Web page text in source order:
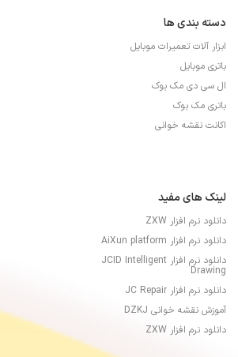
دسته بندی ها
ابزار آلات تعمیرات موبایل
باتری موبایل
ال سی دی مک بوک
باتری مک بوک
اکانت نقشه خوانی
لینک های مفید
دانلود نرم افزار ZXW
دانلود نرم افزار AiXun platform
دانلود نرم افزار JCID Intelligent
Drawing
دانلود نرم افزار JC Repair
آموزش نقشه خوانی DZKJ
دانلود نرم افزار ZXW